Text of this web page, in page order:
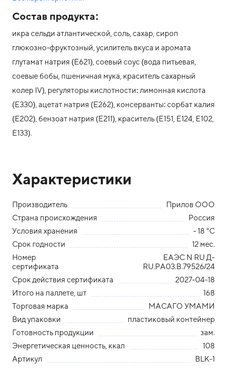
Состав продукта:
икра сельди атлантической, соль, сахар, сироп
глюкозно-фруктозный, усилитель вкуса и аромата
глутамат натрия (Е621), соевый соус (вода питьевая,
соевые бобы, пшеничная мука, краситель сахарный
колер IV), регуляторы кислотности: лимонная кислота
(Е330), ацетат натрия (Е262), консерванты: сорбат калия
(Е202), бензоат натрия (Е211), краситель (Е151, Е124, Е102,
Е133).
Характеристики
Производитель
Прилов ООО
Страна происхождения
Россия
Условия хранения
- 18 °С
Срок годности
12 мес.
Номер
сертификата
ЕАЭС N RU Д-
RU.РА03.В.79526/24
Срок действия сертификата
2027-04-18
Итого на паллете, шт
168
Торговая марка
МАСАГО УМАМИ
Вид упаковки
пластиковый контейнер
Готовность продукции
зам.
Энергетическая ценность, ккал
108
Артикул
BLK-1